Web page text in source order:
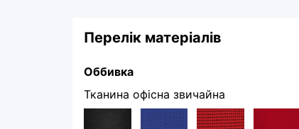
Перелік матеріалів
Оббивка
Тканина офісна звичайна